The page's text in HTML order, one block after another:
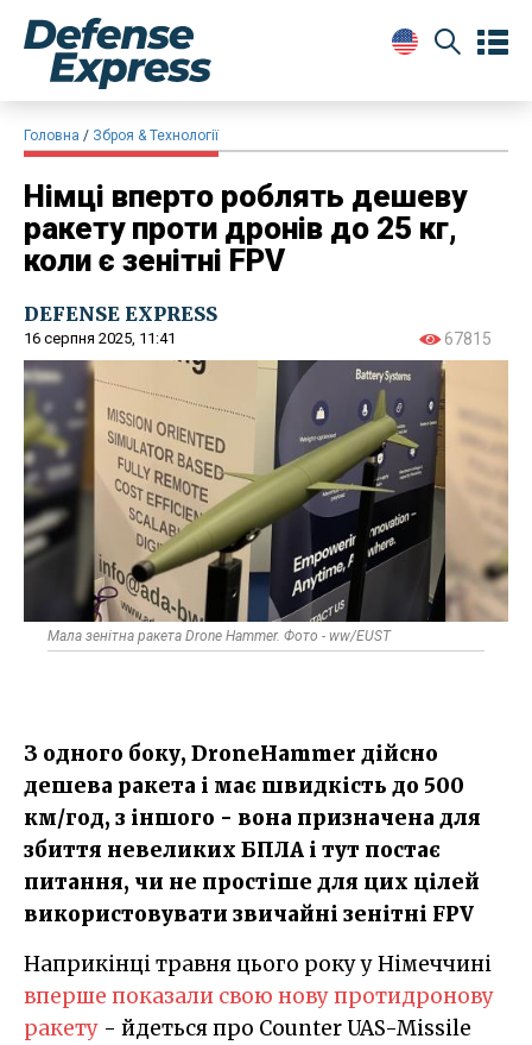
Головна Зброя & Технології
Німці вперто роблять дешеву
ракету проти дронів до 25 кг,
коли є зенітні FPV
DEFENSE EXPRESS
16 серпня 2025, 11:41 67815
Мала зенітна ракета Drone Hammer. Фото - ww/EUST
З одного боку, DroneHammer дійсно
дешева ракета і має швидкість до 500
км/год, з іншого - вона призначена для
збиття невеликих БПЛА і тут постає
питання, чи не простіше для цих цілей
використовувати звичайні зенітні FPV
Наприкінці травня цього року у Німеччині
вперше показали свою нову протидронову
ракету - йдеться про Counter UAS-Missile